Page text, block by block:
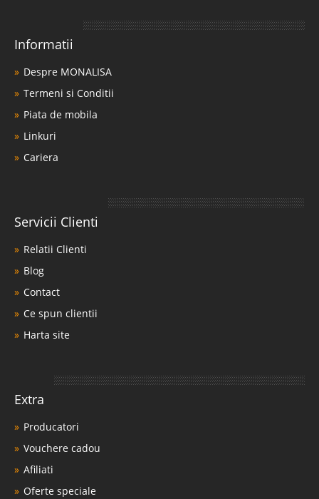
Informatii
Despre MONALISA
Termeni si Conditii
Piata de mobila
Linkuri
Cariera
Servicii Clienti
Relatii Clienti
Blog
Contact
Ce spun clientii
Harta site
Extra
Producatori
Vouchere cadou
Afiliati
Oferte speciale